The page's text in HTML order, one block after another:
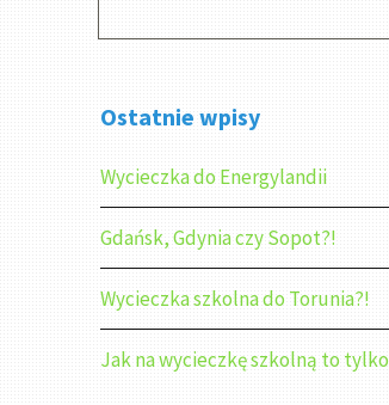
Ostatnie wpisy
Wycieczka do Energylandii
Gdańsk, Gdynia czy Sopot?!
Wycieczka szkolna do Torunia?!
Jak na wycieczkę szkolną to tylko